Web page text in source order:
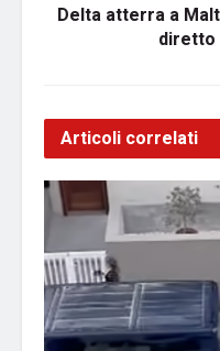
Delta atterra a
diretto
Articoli correlati